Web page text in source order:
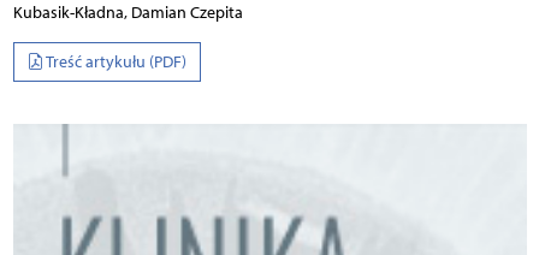
Kubasik-Kładna, Damian Czepita
Treść artykułu (PDF)